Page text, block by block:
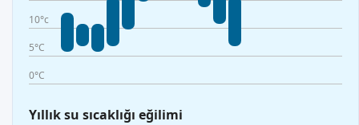
10°c
5°C
0°C
Yıllık su sıcaklığı eğilimi